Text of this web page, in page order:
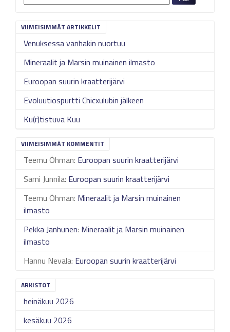
VIIMEISIMMÄT ARTIKKELIT
Venuksessa vanhakin nuortuu
Mineraalit ja Marsin muinainen ilmasto
Euroopan suurin kraatterijärvi
Evoluutiospurtti Chicxulubin jälkeen
Ku(r)tistuva Kuu
VIIMEISIMMÄT KOMMENTIT
Teemu Öhman: Euroopan suurin kraatterijärvi
Sami Junnila: Euroopan suurin kraatterijärvi
Teemu Öhman: Mineraalit ja Marsin muinainen
ilmasto
Pekka Janhunen: Mineraalit ja Marsin muinainen
ilmasto
Hannu Nevala: Euroopan suurin kraatterijärvi
ARKISTOT
heinäkuu 2026
kesäkuu 2026